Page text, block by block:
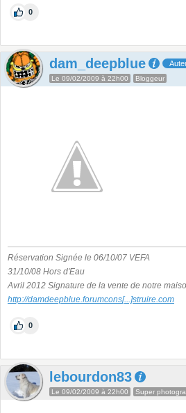
0
dam_deepblue
Le 09/02/2009 à 22h00 Bloggeur
Réservation Signée le 06/10/07 VEFA
31/10/08 Hors d'Eau
Avril 2012 Signature de la vente de notre
http://damdeepblue.forumcons[...]struire.com
0
lebourdon83
Le 09/02/2009 à 22h00 Super